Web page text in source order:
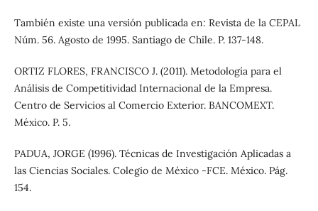
También existe una versión publicada en: Revista de la CEPAL
Núm. 56. Agosto de 1995. Santiago de Chile. P. 137-148.
ORTIZ FLORES, FRANCISCO J. (2011). Metodología para el
Análisis de Competitividad Internacional de la Empresa.
Centro de Servicios al Comercio Exterior. BANCOMEXT.
México. P. 5.
PADUA, JORGE (1996). Técnicas de Investigación Aplicadas a
las Ciencias Sociales. Colegio de México -FCE. México. Pág.
154.